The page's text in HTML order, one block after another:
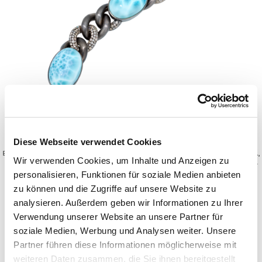
Diese Webseite verwendet Cookies
Wir verwenden Cookies, um Inhalte und Anzeigen zu
personalisieren, Funktionen für soziale Medien anbieten
zu können und die Zugriffe auf unsere Website zu
analysieren. Außerdem geben wir Informationen zu Ihrer
Verwendung unserer Website an unsere Partner für
soziale Medien, Werbung und Analysen weiter. Unsere
Partner führen diese Informationen möglicherweise mit
weiteren Daten zusammen, die Sie ihnen bereitgestellt
Bracelet with oval Larimar cabochons from Hispaniola,
paved with grey diamonds and set in 750/000 white gold.
It starts at 200 meters below sea level, is still vastly
unexplored, and therefore infused with a fascinating
mysteriousness: the deep sea. The diamond-paved
bracelet "Deep Sea" relates to this mystical darkness,
which stands in exciting contrast to the radiant blue
stones.
Caribbean Island
bracelet
Larimar
Paraiba tourmaline
diamonds